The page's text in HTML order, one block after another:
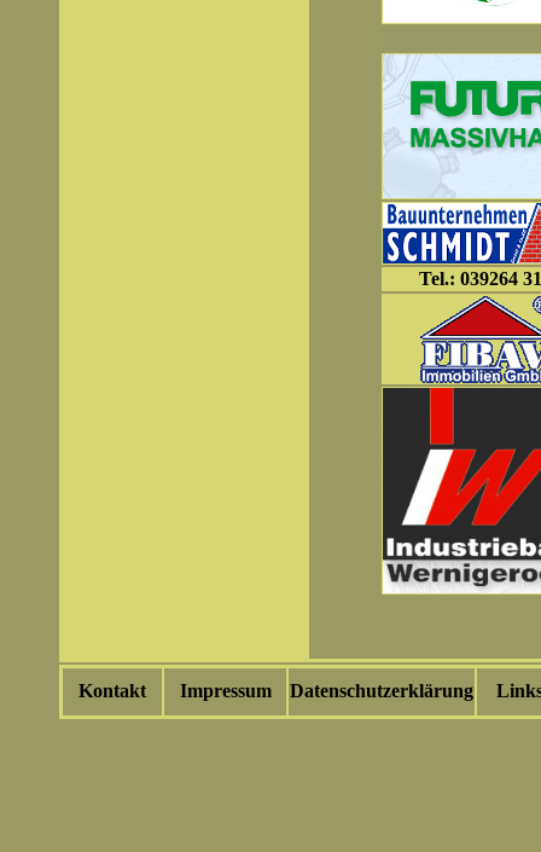
Tel.: 039264
Kontakt Impressum Datenschutzerklärung